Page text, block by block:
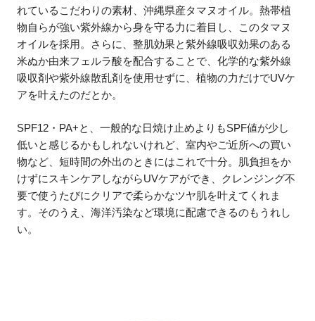
れているこだわりの素材、沖縄県産タマヌオイル。熱帯植
物自らが強い紫外線から身を守る力に着目し、このタマヌ
オイルを採用。さらに、整肌効果と紫外線吸収効果のある
米ぬか由来フェルラ酸を配合することで、化学的な紫外線
吸収剤や紫外線散乱剤を使用せずに、植物の力だけでUVケ
アを叶えたのだとか。
SPF12・PA+と、一般的な日焼け止めよりもSPF値が少し
低いと感じるかもしれないけれど、室内やご近所への買い
物など、短時間の外出のときにはこれで十分。肌負担をか
けずにスキンケアしながらUVケアができ、クレンジング不
要で使うたびにクリアで柔らかなツヤ肌を叶えてくれま
す。そのうえ、海洋汚染など環境に配慮できるのもうれし
い。